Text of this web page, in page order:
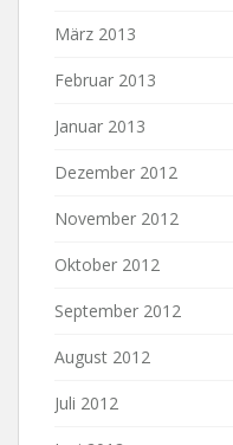
März 2013
Februar 2013
Januar 2013
Dezember 2012
November 2012
Oktober 2012
September 2012
August 2012
Juli 2012